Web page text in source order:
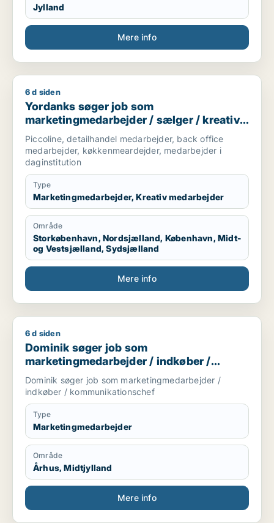
Jylland
Mere info
Yordanks søger job som marketingmedarbejder / sælger /
6 d siden
Yordanks søger job som
marketingmedarbejder / sælger / kreativ
medarbejder / produktspecialist / kok
Piccoline, detailhandel medarbejder, back office
medarbejder, køkkenmeardejder, medarbejder i
daginstitution
Type
Marketingmedarbejder, Kreativ medarbejder
Område
Storkøbenhavn, Nordsjælland, København, Midt-
og Vestsjælland, Sydsjælland
Mere info
Dominik søger job som marketingmedarbejder / indkøber /
6 d siden
Dominik søger job som
marketingmedarbejder / indkøber /
kommunikationschef
Dominik søger job som marketingmedarbejder /
indkøber / kommunikationschef
Type
Marketingmedarbejder
Område
Århus, Midtjylland
Mere info